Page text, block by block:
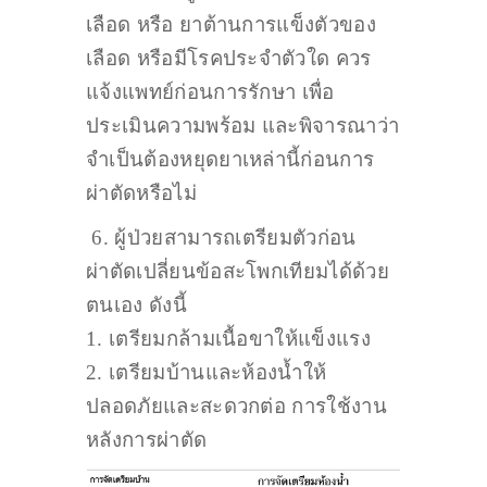
เลือด หรือ ยาต้านการแข็งตัวของ
เลือด หรือมีโรคประจำตัวใด ควร
แจ้งแพทย์ก่อนการรักษา เพื่อ
ประเมินความพร้อม และพิจารณาว่า
จำเป็นต้องหยุดยาเหล่านี้ก่อนการ
ผ่าตัดหรือไม่
6. ผู้ป่วยสามารถเตรียมตัวก่อน
ผ่าตัดเปลี่ยนข้อสะโพกเทียมได้ด้วย
ตนเอง ดังนี้
1. เตรียมกล้ามเนื้อขาให้แข็งแรง
2. เตรียมบ้านและห้องน้ำให้
ปลอดภัยและสะดวกต่อ การใช้งาน
หลังการผ่าตัด